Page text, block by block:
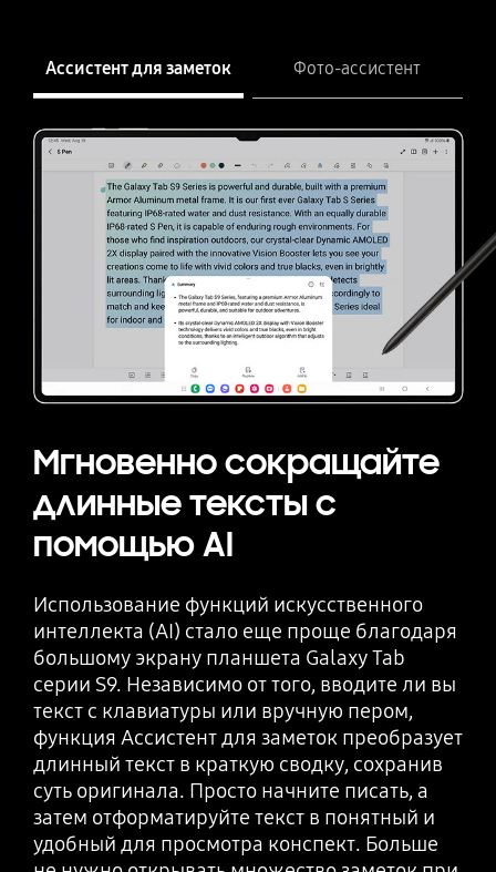
Ассистент для заметок Фото-ассистент
Мгновенно сокращайте
длинные тексты с
помощью AI
Использование функций искусственного
интеллекта (AI) стало еще проще благодаря
большому экрану планшета Galaxy Tab
серии S9. Независимо от того, вводите ли вы
текст с клавиатуры или вручную пером,
функция Ассистент для заметок преобразует
длинный текст в краткую сводку, сохранив
суть оригинала. Просто начните писать, а
затем отформатируйте текст в понятный и
удобный для просмотра конспект. Больше
Кадрируйте,
ретушируйте. Просто.
Что-то на снимке не на своем месте? Просто
переместите. Использование функций
искусственного интеллекта (AI) стало еще
проще благодаря большому экрану
планшета Galaxy Tab серии S9. Новые
возможности редактирования фотографий
на базе искусственного интеллекта (AI)
позволят вам получить желаемую
фотографию, например перемещать и
удалять ненужные объекты и бесследно
заполнять оставленное ими пространство
фона.